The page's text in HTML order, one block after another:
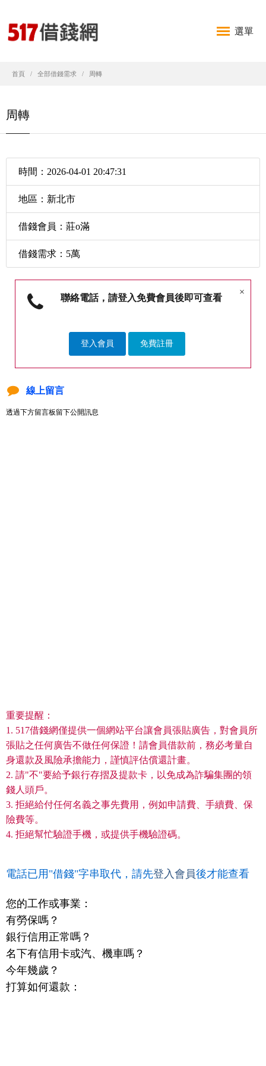
選單
首頁 全部借錢需求 周轉
周轉
時間：2026-04-01 20:47:31
地區：新北市
借錢會員：莊o滿
借錢需求：5萬
×
聯絡電話，請登入免費會員後即可查看
登入會員 免費註冊
線上留言
透過下方留言板留下公開訊息
重要提醒：
1. 517借錢網僅提供一個網站平台讓會員張貼廣告，對會員所
張貼之任何廣告不做任何保證！請會員借款前，務必考量自
身還款及風險承擔能力，謹慎評估償還計畫。
2. 請"不"要給予銀行存摺及提款卡，以免成為詐騙集團的領
錢人頭戶。
3. 拒絕給付任何名義之事先費用，例如申請費、手續費、保
險費等。
4. 拒絕幫忙驗證手機，或提供手機驗證碼。
電話已用"借錢"字串取代，請先登入會員後才能查看
您的工作或事業：
有勞保嗎？
銀行信用正常嗎？
名下有信用卡或汽、機車嗎？
今年幾歲？
打算如何還款：